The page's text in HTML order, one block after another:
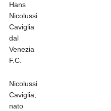
Hans
Nicolussi
Caviglia
dal
Venezia
F.C.
Nicolussi
Caviglia,
nato